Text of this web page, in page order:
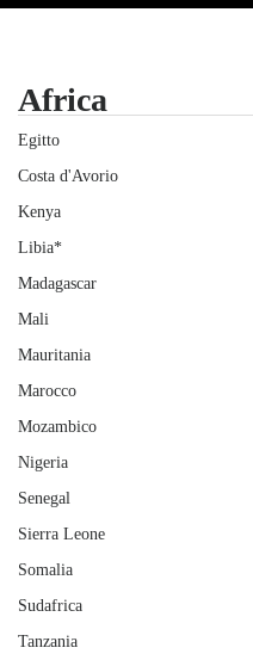
Africa
Egitto
Costa d'Avorio
Kenya
Libia*
Madagascar
Mali
Mauritania
Marocco
Mozambico
Nigeria
Senegal
Sierra Leone
Somalia
Sudafrica
Tanzania